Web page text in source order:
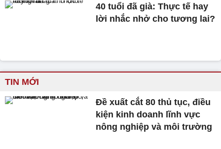
40 tuổi đã già: Thực tế hay
lời nhắc nhở cho tương lai?
TIN MỚI
Đề xuất cắt 80 thủ tục, điều
kiện kinh doanh lĩnh vực
nông nghiệp và môi trường